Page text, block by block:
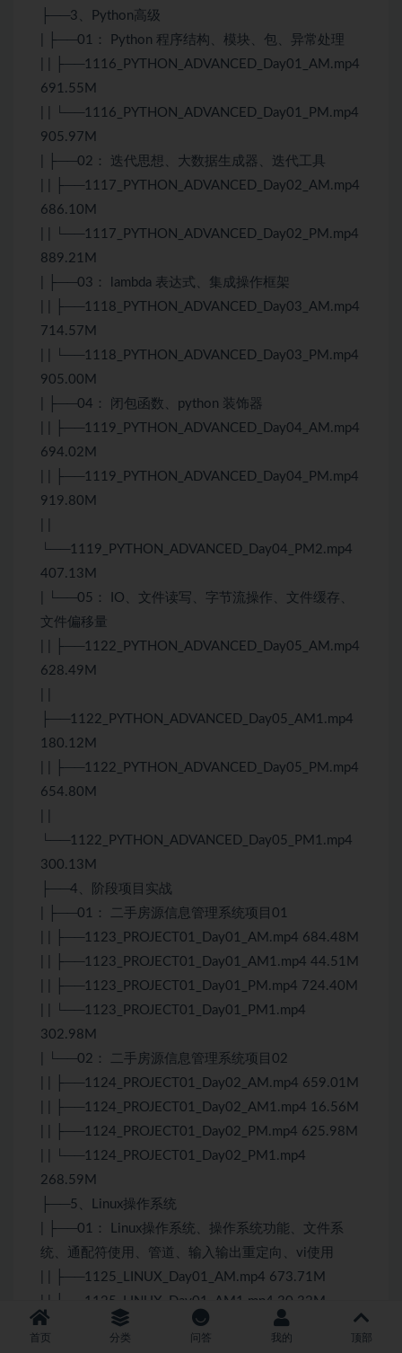
├──3、Python高级
| ├──01： Python 程序结构、模块、包、异常处理
| | ├──1116_PYTHON_ADVANCED_Day01_AM.mp4
691.55M
| | └──1116_PYTHON_ADVANCED_Day01_PM.mp4
905.97M
| ├──02： 迭代思想、 大数据生成器、迭代工具
| | ├──1117_PYTHON_ADVANCED_Day02_AM.mp4
686.10M
| | └──1117_PYTHON_ADVANCED_Day02_PM.mp4
889.21M
| ├──03： lambda 表达式、集成操作框架
| | ├──1118_PYTHON_ADVANCED_Day03_AM.mp4
714.57M
| | └──1118_PYTHON_ADVANCED_Day03_PM.mp4
905.00M
| ├──04： 闭包函数、python 装饰器
| | ├──1119_PYTHON_ADVANCED_Day04_AM.mp4
694.02M
| | ├──1119_PYTHON_ADVANCED_Day04_PM.mp4
919.80M
└──1119_PYTHON_ADVANCED_Day04_PM2.mp4
407.13M
| └──05： IO、文件读写、字节流操作、文件缓存、
文件偏移量
| | ├──1122_PYTHON_ADVANCED_Day05_AM.mp4
628.49M
├──1122_PYTHON_ADVANCED_Day05_AM1.mp4
180.12M
| | ├──1122_PYTHON_ADVANCED_Day05_PM.mp4
654.80M
└──1122_PYTHON_ADVANCED_Day05_PM1.mp4
300.13M
├──4、阶段项目实战
| ├──01： 二手房源信息管理系统项目01
| | ├──1123_PROJECT01_Day01_AM.mp4 684.48M
| | ├──1123_PROJECT01_Day01_AM1.mp4 44.51M
| | ├──1123_PROJECT01_Day01_PM.mp4 724.40M
| | └──1123_PROJECT01_Day01_PM1.mp4
302.98M
| └──02： 二手房源信息管理系统项目02
| | ├──1124_PROJECT01_Day02_AM.mp4 659.01M
| | ├──1124_PROJECT01_Day02_AM1.mp4 16.56M
| | ├──1124_PROJECT01_Day02_PM.mp4 625.98M
| | └──1124_PROJECT01_Day02_PM1.mp4
268.59M
├──5、Linux操作系统
| ├──01： Linux操作系统、操作系统功能、文件系
统、通配符使用、管道、输入输出重定向、vi使用
| | ├──1125_LINUX_Day01_AM.mp4 673.71M
| | ├──1125_LINUX_Day01_AM1.mp4 30.32M
| | └──1125_LINUX_Day01_PM.mp4 927.95M
首页 分类 问答 我的 顶部